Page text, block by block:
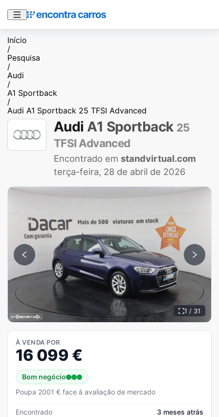
Início
/
Pesquisa
/
Audi
/
A1 Sportback
/
Audi A1 Sportback 25 TFSI Advanced
Audi A1 Sportback 25
TFSI Advanced
Encontrado em standvirtual.com
terça-feira, 28 de abril de 2026
1 / 31
À VENDA POR
16 099 €
Bom negócio
Poupa 2001 € face à avaliação de mercado
Encontrado
3 meses atrás